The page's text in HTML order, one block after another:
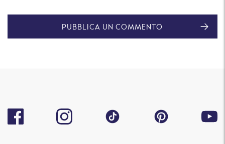
PUBBLICA UN COMMENTO